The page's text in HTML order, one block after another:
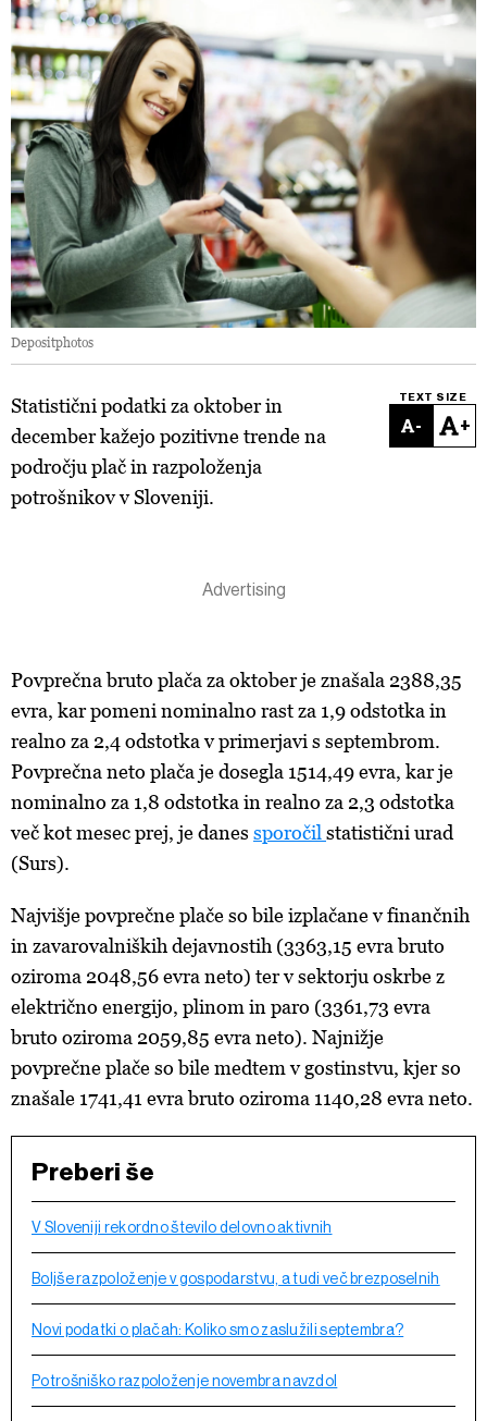
Depositphotos
TEXT SIZE
- +
Statistični podatki za oktober in
december kažejo pozitivne trende na
področju plač in razpoloženja
potrošnikov v Sloveniji.
Povprečna bruto plača za oktober je znašala 2388,35
evra, kar pomeni nominalno rast za 1,9 odstotka in
realno za 2,4 odstotka v primerjavi s septembrom.
Povprečna neto plača je dosegla 1514,49 evra, kar je
nominalno za 1,8 odstotka in realno za 2,3 odstotka
več kot mesec prej, je danes sporočil statistični urad
(Surs).
Najvišje povprečne plače so bile izplačane v finančnih
in zavarovalniških dejavnostih (3363,15 evra bruto
oziroma 2048,56 evra neto) ter v sektorju oskrbe z
električno energijo, plinom in paro (3361,73 evra
bruto oziroma 2059,85 evra neto). Najnižje
povprečne plače so bile medtem v gostinstvu, kjer so
znašale 1741,41 evra bruto oziroma 1140,28 evra neto.
Preberi še
V Sloveniji rekordno število delovno aktivnih
Boljše razpoloženje v gospodarstvu, a tudi več brezposelnih
Novi podatki o plačah: Koliko smo zaslužili septembra?
Potrošniško razpoloženje novembra navzdol